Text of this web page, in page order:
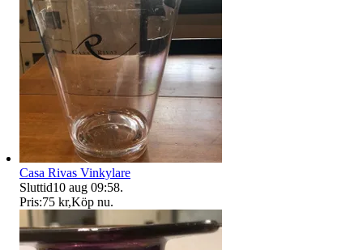
Casa Rivas Vinkylare
Sluttid10 aug 09:58.
Pris:75 kr,Köp nu.